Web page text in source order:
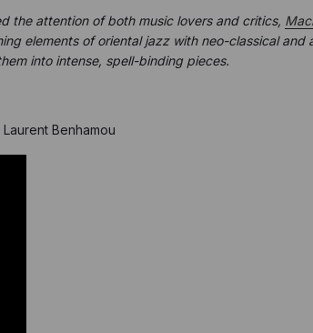
the attention of both music lovers and critics,
elements of oriental jazz with neo-classical
into intense, spell-binding pieces.
Benhamou